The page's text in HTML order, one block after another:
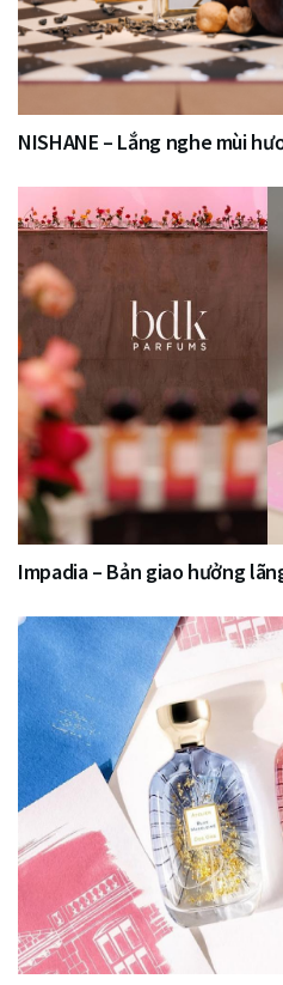
NISHANE – Lắng nghe mùi
Impadia – Bản giao hưởng